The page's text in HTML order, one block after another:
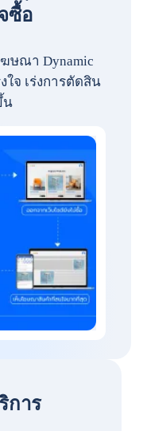
ซื้อ
ฆษณา Dynamic
ใจ เร่งการตัดสิน
น
การ